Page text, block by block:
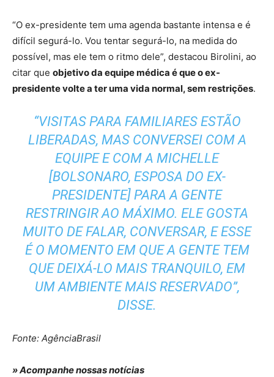
“O ex-presidente tem uma agenda bastante intensa e é
difícil segurá-lo. Vou tentar segurá-lo, na medida do
possível, mas ele tem o ritmo dele”, destacou Birolini, ao
citar que objetivo da equipe médica é que o ex-
presidente volte a ter uma vida normal, sem restrições.
“VISITAS PARA FAMILIARES ESTÃO
LIBERADAS, MAS CONVERSEI COM A
EQUIPE E COM A MICHELLE
[BOLSONARO, ESPOSA DO EX-
PRESIDENTE] PARA A GENTE
RESTRINGIR AO MÁXIMO. ELE GOSTA
MUITO DE FALAR, CONVERSAR, E ESSE
É O MOMENTO EM QUE A GENTE TEM
QUE DEIXÁ-LO MAIS TRANQUILO, EM
UM AMBIENTE MAIS RESERVADO”,
DISSE.
Fonte: AgênciaBrasil
» Acompanhe nossas notícias